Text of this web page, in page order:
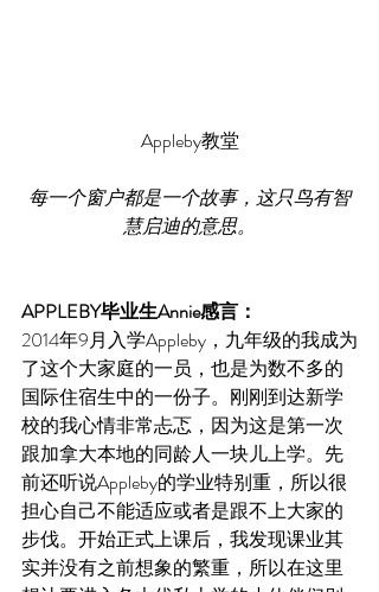
Appleby教堂
每一个窗户都是一个故事，这只鸟有智
慧启迪的意思。
APPLEBY毕业生Annie感言：
2014年9月入学Appleby，九年级的我成为
了这个大家庭的一员，也是为数不多的
国际住宿生中的一份子。刚刚到达新学
校的我心情非常忐忑，因为这是第一次
跟加拿大本地的同龄人一块儿上学。先
前还听说Appleby的学业特别重，所以很
担心自己不能适应或者是跟不上大家的
步伐。开始正式上课后，我发现课业其
实并没有之前想象的繁重，所以在这里